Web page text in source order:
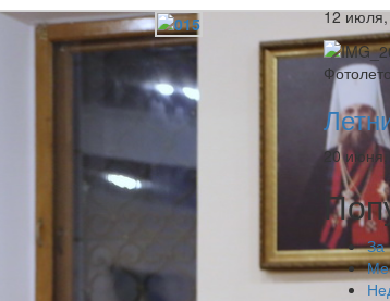
12
20 июня,
За